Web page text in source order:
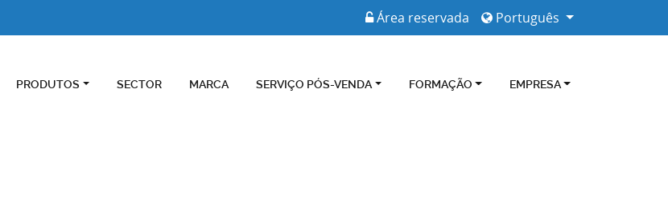
Português
Área reservada
PRODUTOS SECTOR MARCA SERVIÇO PÓS-VENDA FORMAÇÃO EMPRESA